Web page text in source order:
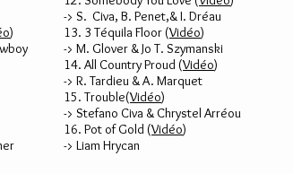
)
-> S. Civa, B. Penet,& I. Dréau
13. 3 Téquila Floor (Vidéo)
-> M. Glover & Jo T. Szymanski
14. All Country Proud (Vidéo)
-> R. Tardieu & A. Marquet
15. Trouble(Vidéo)
-> Stefano Civa & Chrystel Arréou
16. Pot of Gold (Vidéo)
-> Liam Hrycan